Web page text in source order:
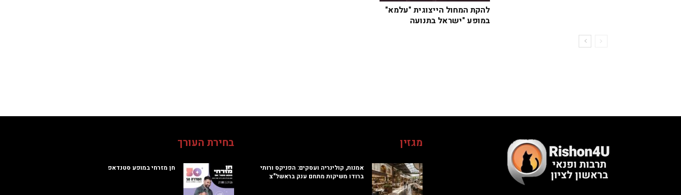
להקת המחול הייצוגית "עלמא"
במופע "ישראל בתנועה
בחירת העורך
חן מזרחי במופע סטנדאפ
מגזין
אמנות, קולינריה ועסקים: הפניקס ורותי
ברודו משיקות מתחם ענק בראשל"צ